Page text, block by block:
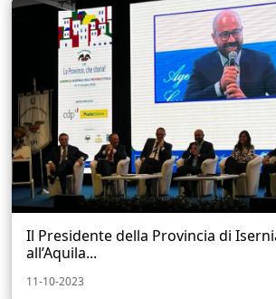
Il Presidente della Provincia di
all’Aquila...
11-10-2023